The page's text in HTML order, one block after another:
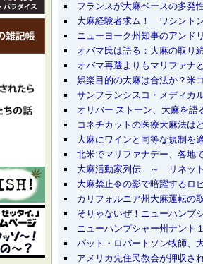
フランスが大麻ベースの多発
大麻経験者求ム！ ワシント
ニューヨーク州知事のアンド
オバマ氏は語る：大麻の取り
オバマ再選よりもマリファナ
娯楽目的の大麻は合法か？米
サンフランシスコ・メディカ
オリバー ストーン、大麻を語
コネチカットの医療大麻法は
大麻にワインと同等な規制を
北米でマリファナデー、各地
大麻活動家列伝 ～ リネッ
大麻禁止令の影で暗躍するロ
カリフォルニア州大麻運転の
そりゃないぜ！ニューハンプ
ニューハンプシャー州ナント
パット・ロバートソン牧師、
アメリカ先住民教会が押収さ